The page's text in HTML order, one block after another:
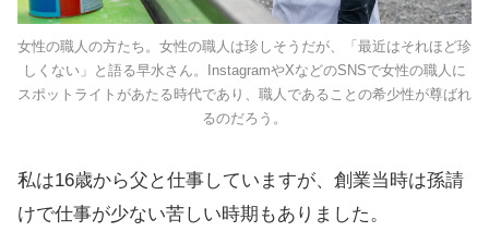
女性の職人の方たち。女性の職人は珍しそうだが、「最近はそれほど珍
しくない」と語る早水さん。InstagramやXなどのSNSで女性の職人に
スポットライトがあたる時代であり、職人であることの希少性が尊ばれ
るのだろう。
私は16歳から父と仕事していますが、創業当時は孫請
けで仕事が少ない苦しい時期もありました。